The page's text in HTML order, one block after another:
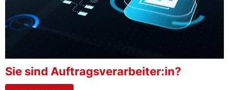
Sie sind Auftragsverarbeiter:in?